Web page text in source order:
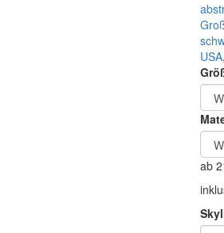
USA,
ab